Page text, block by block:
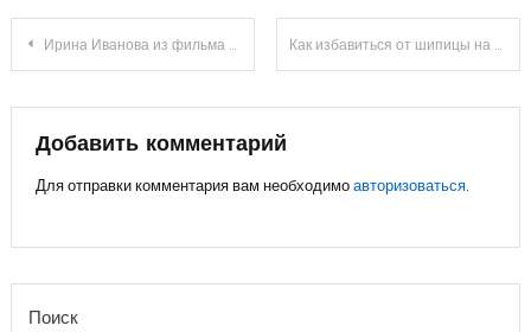
Навигация
по
записям
Ирина Иванова из фильма Мужики — карьера, личная жизнь и невероятное влияние на жанр комедии Как избавиться от шипицы на ноге: обзор мазей
Добавить комментарий
Для отправки комментария вам необходимоавторизоваться.
Поиск